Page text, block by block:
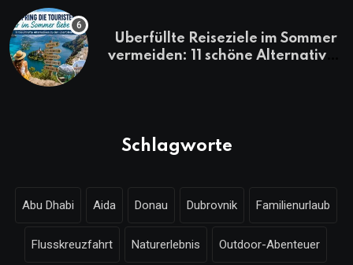
Überfüllte Reiseziele im Sommer
vermeiden: 11 schöne Alternativen
Schlagworte
Abu Dhabi Aida Donau Dubrovnik Familienurlaub
Flusskreuzfahrt Naturerlebnis Outdoor-Abenteuer